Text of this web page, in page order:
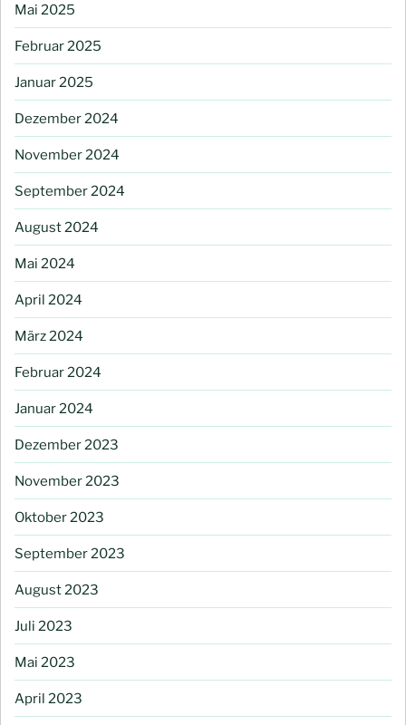
Mai 2025
Februar 2025
Januar 2025
Dezember 2024
November 2024
September 2024
August 2024
Mai 2024
April 2024
März 2024
Februar 2024
Januar 2024
Dezember 2023
November 2023
Oktober 2023
September 2023
August 2023
Juli 2023
Mai 2023
April 2023